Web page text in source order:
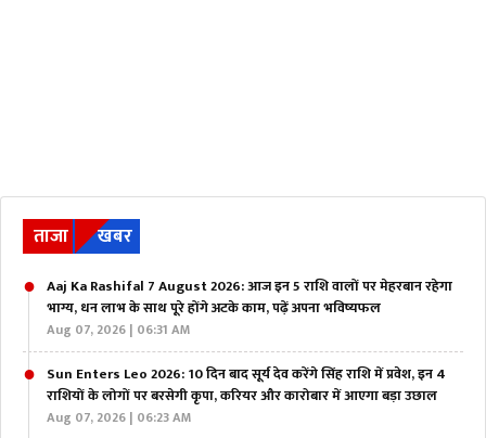
ताजा खबर
Aaj Ka Rashifal 7 August 2026: आज इन 5 राशि वालों पर मेहरबान रहेगा
भाग्य, धन लाभ के साथ पूरे होंगे अटके काम, पढ़ें अपना भविष्यफल
Aug 07, 2026 | 06:31 AM
Sun Enters Leo 2026: 10 दिन बाद सूर्य देव करेंगे सिंह राशि में प्रवेश, इन 4
राशियों के लोगों पर बरसेगी कृपा, करियर और कारोबार में आएगा बड़ा उछाल
Aug 07, 2026 | 06:23 AM